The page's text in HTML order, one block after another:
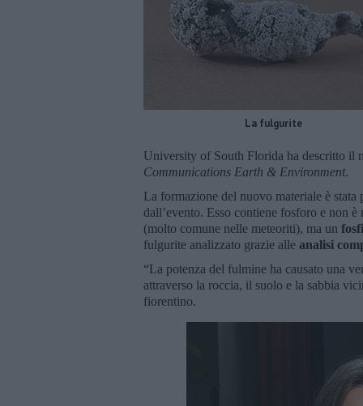
La fulgurite
University of South Florida ha descritto il
Communications Earth & Environment.
La formazione del nuovo materiale è stata
dall’evento. Esso contiene fosforo e non
(molto comune nelle meteoriti), ma un
fulgurite analizzato grazie alle analisi
“La potenza del fulmine ha causato una
attraverso la roccia, il suolo e la sabbia
fiorentino.